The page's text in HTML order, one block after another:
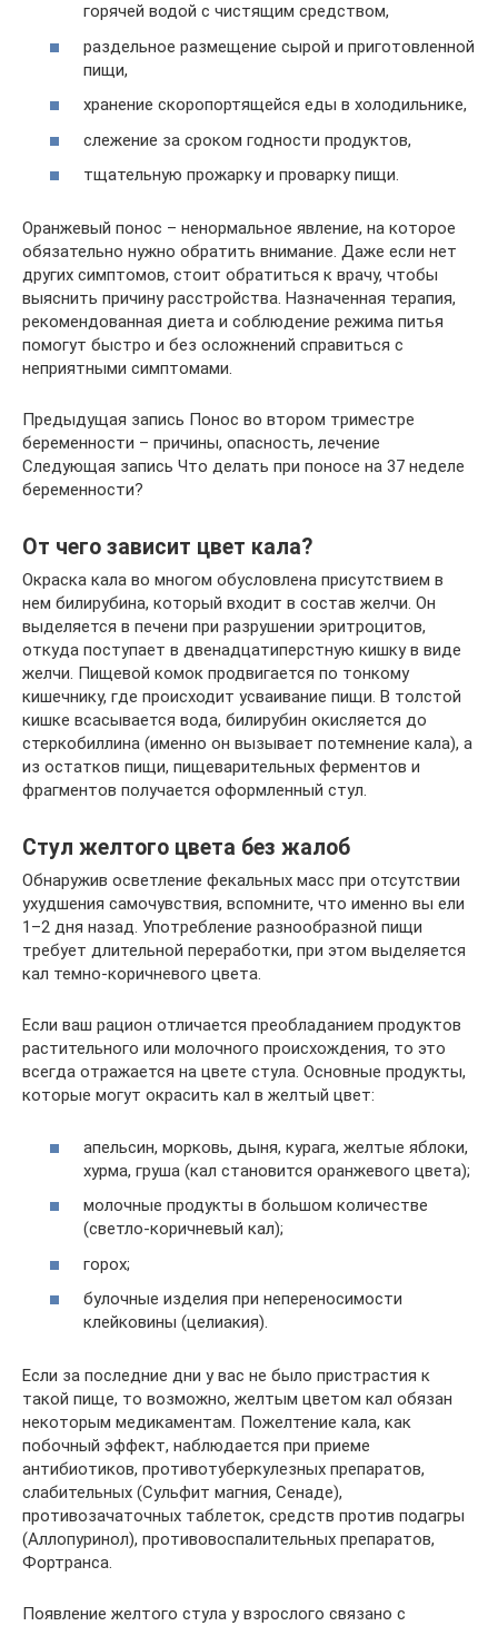
горячей водой с чистящим средством,
раздельное размещение сырой и приготовленной
пищи,
хранение скоропортящейся еды в холодильнике,
слежение за сроком годности продуктов,
тщательную прожарку и проварку пищи.
Оранжевый понос – ненормальное явление, на которое
обязательно нужно обратить внимание. Даже если нет
других симптомов, стоит обратиться к врачу, чтобы
выяснить причину расстройства. Назначенная терапия,
рекомендованная диета и соблюдение режима питья
помогут быстро и без осложнений справиться с
неприятными симптомами.
Предыдущая запись Понос во втором триместре
беременности – причины, опасность, лечение
Следующая запись Что делать при поносе на 37 неделе
беременности?
От чего зависит цвет кала?
Окраска кала во многом обусловлена присутствием в
нем билирубина, который входит в состав желчи. Он
выделяется в печени при разрушении эритроцитов,
откуда поступает в двенадцатиперстную кишку в виде
желчи. Пищевой комок продвигается по тонкому
кишечнику, где происходит усваивание пищи. В толстой
кишке всасывается вода, билирубин окисляется до
стеркобиллина (именно он вызывает потемнение кала), а
из остатков пищи, пищеварительных ферментов и
фрагментов получается оформленный стул.
Стул желтого цвета без жалоб
Обнаружив осветление фекальных масс при отсутствии
ухудшения самочувствия, вспомните, что именно вы ели
1–2 дня назад. Употребление разнообразной пищи
требует длительной переработки, при этом выделяется
кал темно-коричневого цвета.
Если ваш рацион отличается преобладанием продуктов
растительного или молочного происхождения, то это
всегда отражается на цвете стула. Основные продукты,
которые могут окрасить кал в желтый цвет:
апельсин, морковь, дыня, курага, желтые яблоки,
хурма, груша (кал становится оранжевого цвета);
молочные продукты в большом количестве
(светло-коричневый кал);
горох;
булочные изделия при непереносимости
клейковины (целиакия).
Если за последние дни у вас не было пристрастия к
такой пище, то возможно, желтым цветом кал обязан
некоторым медикаментам. Пожелтение кала, как
побочный эффект, наблюдается при приеме
антибиотиков, противотуберкулезных препаратов,
слабительных (Сульфит магния, Сенаде),
противозачаточных таблеток, средств против подагры
(Аллопуринол), противовоспалительных препаратов,
Фортранса.
Появление желтого стула у взрослого связано с